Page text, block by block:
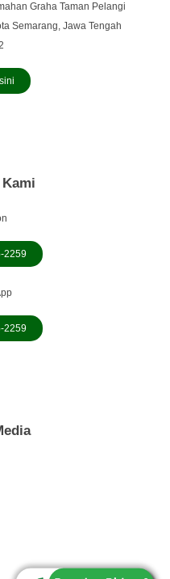
Graha Taman Pelangi
Semarang, Jawa Tengah
2259
2259